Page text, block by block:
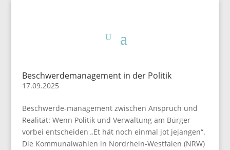
Beschwerdemanagement in der Politik
17.09.2025
Beschwerde-management zwischen Anspruch und
Realität: Wenn Politik und Verwaltung am Bürger
vorbei entscheiden „Et hät noch einmal jot jejangen“.
Die Kommunalwahlen in Nordrhein-Westfalen (NRW)